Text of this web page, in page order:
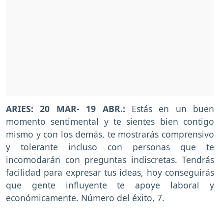
ARIES: 20 MAR- 19 ABR.: Estás en un buen
momento sentimental y te sientes bien contigo
mismo y con los demás, te mostrarás comprensivo
y tolerante incluso con personas que te
incomodarán con preguntas indiscretas. Tendrás
facilidad para expresar tus ideas, hoy conseguirás
que gente influyente te apoye laboral y
económicamente. Número del éxito, 7.